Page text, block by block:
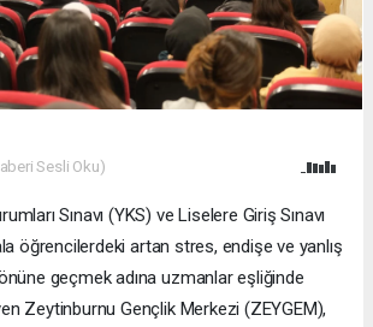
Sesli Oku)
Sınavı (YKS) ve Liselere Giriş Sınavı
öğrencilerdeki artan stres, endişe ve yanlış
önüne geçmek adına uzmanlar eşliğinde
Zeytinburnu Gençlik Merkezi (ZEYGEM),